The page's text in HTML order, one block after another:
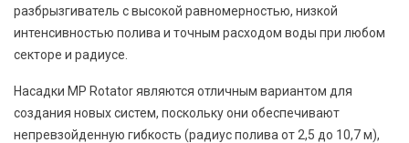
разбрызгиватель с высокой равномерностью, низкой
интенсивностью полива и точным расходом воды при любом
секторе и радиусе.
Насадки MP Rotator являются отличным вариантом для
создания новых систем, поскольку они обеспечивают
непревзойденную гибкость (радиус полива от 2,5 до 10,7 м),